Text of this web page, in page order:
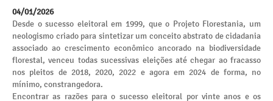
04/01/2026
Desde o sucesso eleitoral em 1999, que o Projeto Florestania, um
neologismo criado para sintetizar um conceito abstrato de cidadania
associado ao crescimento econômico ancorado na biodiversidade
florestal, venceu todas sucessivas eleições até chegar ao fracasso
nos pleitos de 2018, 2020, 2022 e agora em 2024 de forma, no
mínimo, constrangedora.
Encontrar as razões para o sucesso eleitoral por vinte anos e os